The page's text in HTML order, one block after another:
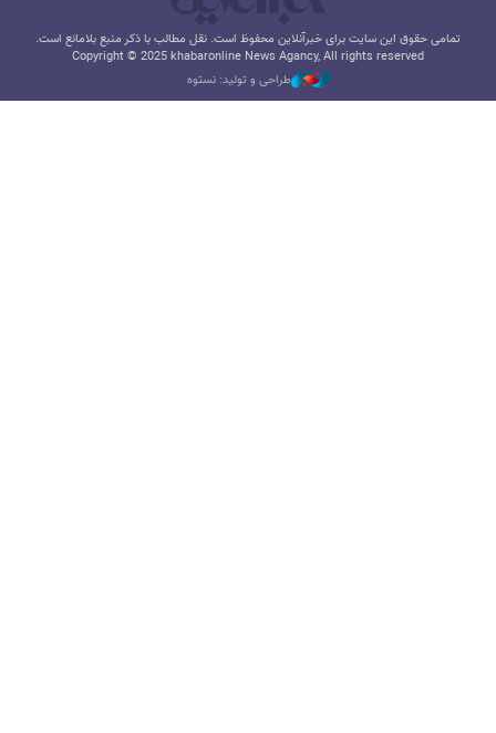
تمامی حقوق این سایت برای خبرآنلاین محفوظ است. نقل مطالب با ذکر منبع بلامانع است.
Copyright © 2025 khabaronline News Agancy, All rights reserved
طراحی و تولید: نستوه